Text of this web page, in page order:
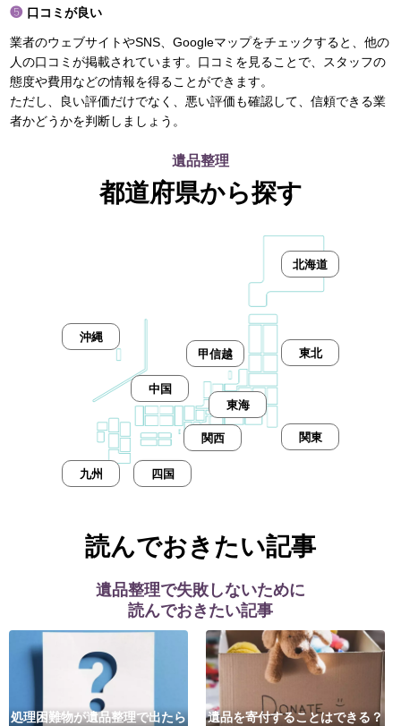
口コミが良い
業者のウェブサイトやSNS、Googleマップをチェックすると、他の
人の口コミが掲載されています。口コミを見ることで、スタッフの
態度や費用などの情報を得ることができます。
ただし、良い評価だけでなく、悪い評価も確認して、信頼できる業
者かどうかを判断しましょう。
遺品整理
都道府県から探す
北海道
東北
甲信越
東海
関東
関西
中国
四国
九州
沖縄
読んでおきたい記事
遺品整理で失敗しないために
読んでおきたい記事
処理困難物が遺品整理で出たら
遺品を寄付することはできる？